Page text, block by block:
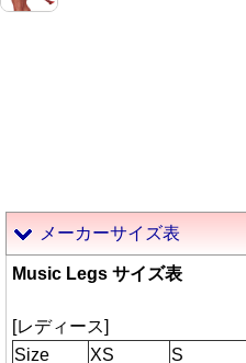
メーカーサイズ表
Music Legs サイズ表
[レディース]
Size
XS S